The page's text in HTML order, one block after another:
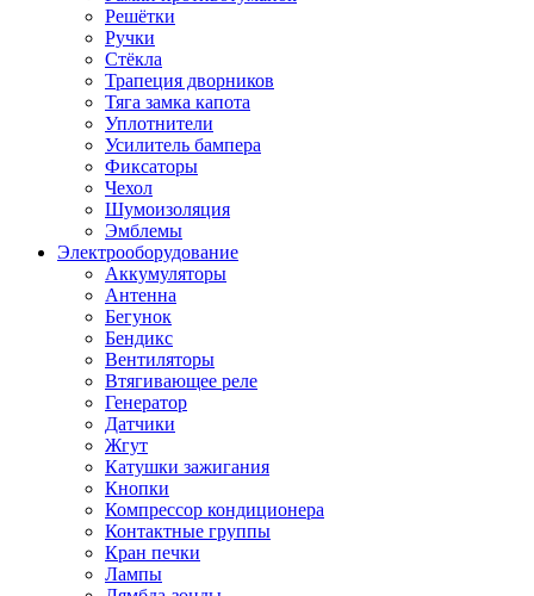
Решётки
Ручки
Стёкла
Трапеция дворников
Тяга замка капота
Уплотнители
Усилитель бампера
Фиксаторы
Чехол
Шумоизоляция
Эмблемы
Электрооборудование
Аккумуляторы
Антенна
Бегунок
Бендикс
Вентиляторы
Втягивающее реле
Генератор
Датчики
Жгут
Катушки зажигания
Кнопки
Компрессор кондиционера
Контактные группы
Кран печки
Лампы